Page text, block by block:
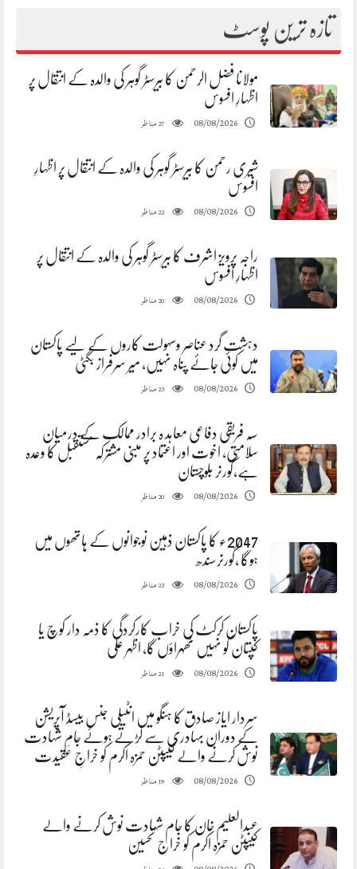
تازہ ترین پوسٹ
مولانا فضل الرحمن کا بیرسٹر گوہر کی والدہ کے انتقال پر
اظہارِ افسوس
08/08/2026
27مناظر
شیری رحمن کا بیرسٹر گوہر کی والدہ کے انتقال پر اظہارِ
افسوس
08/08/2026
22مناظر
راجہ پرویز اشرف کا بیرسٹر گوہر کی والدہ کے انتقال پر
اظہارِ افسوس
08/08/2026
20مناظر
دہشت گرد عناصر وسہولت کاروں کے لیے پاکستان
میں کوئی جائے پناہ نہیں، میر سرفراز بگٹی
08/08/2026
23مناظر
سہ فریقی دفاعی معاہد ہ برادر ممالک کے درمیان
سلامتی، اخوت اور اعتماد پر مبنی مشترکہ مستقبل کا وعدہ
ہے،گورنر بلوچستان
08/08/2026
20مناظر
2047ء کا پاکستان ذہین نوجوانوں کے ہاتھوں میں
ہوگا ،گورنرسندھ
08/08/2026
23مناظر
پاکستان کرکٹ کی خراب کارکردگی کا ذمہ دار کوچ یا
کپتان کو نہیں ٹھہراؤں گا، اظہر علی
08/08/2026
21مناظر
سردار ایاز صادق کا ہنگو میں انٹیلی جنس بیسڈ آپریشن
کے دوران بہادری سے لڑتے ہوئے جامِ شہادت
نوش کرنے والے کیپٹن حمزہ اکرم کو خراجِ عقیدت
08/08/2026
19مناظر
عبدالعلیم خان کا جام شہادت نوش کرنے والے
کیپٹن حمزہ اکرم کو خراج تحسین